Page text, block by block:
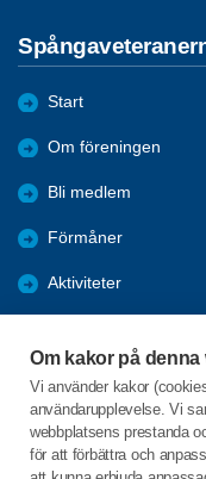
Om kakor på
Vi använder kakor
användarupplevelse. Vi
webbplatsens prestanda
för att förbättra och
Start
Om föreningen
Bli medlem
Förmåner
Aktiviteter
Allmän information
Kontakt